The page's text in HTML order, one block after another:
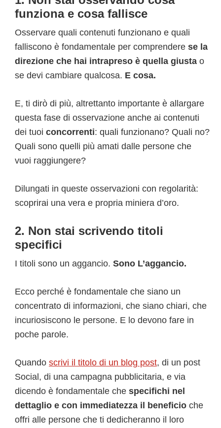
funziona e cosa fallisce
Osservare quali contenuti funzionano e quali
falliscono è fondamentale per comprendere se la
direzione che hai intrapreso è quella giusta o
se devi cambiare qualcosa. E cosa.
E, ti dirò di più, altrettanto importante è allargare
questa fase di osservazione anche ai contenuti
dei tuoi concorrenti: quali funzionano? Quali no?
Quali sono quelli più amati dalle persone che
vuoi raggiungere?
Dilungati in queste osservazioni con regolarità:
scoprirai una vera e propria miniera d’oro.
2. Non stai scrivendo titoli
specifici
I titoli sono un aggancio. Sono L’aggancio.
Ecco perché è fondamentale che siano un
concentrato di informazioni, che siano chiari, che
incuriosiscono le persone. E lo devono fare in
poche parole.
Quando scrivi il titolo di un blog post, di un post
Social, di una campagna pubblicitaria, e via
dicendo è fondamentale che specifichi nel
dettaglio e con immediatezza il beneficio che
offri alle persone che ti dedicheranno il loro